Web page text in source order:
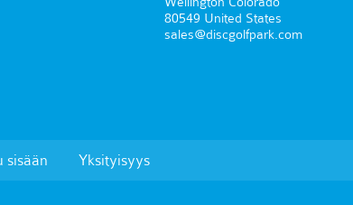
80549 United States
sales@discgolfpark.com
sisään Yksityisyys